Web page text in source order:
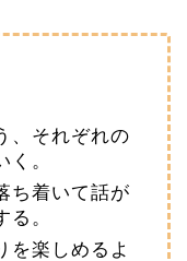
、それぞれの
。
ち着いて話が
。
を楽しめるよ